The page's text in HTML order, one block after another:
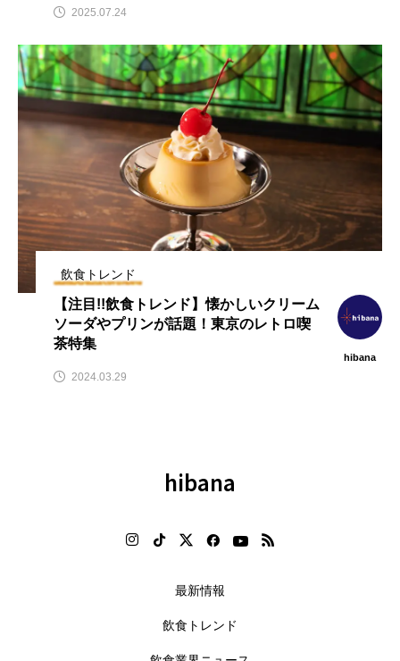
2025.07.24
飲食トレンド
【注目!!飲食トレンド】懐かしいクリーム
ソーダやプリンが話題！東京のレトロ喫
茶特集
hibana
2024.03.29
hibana
最新情報
飲食トレンド